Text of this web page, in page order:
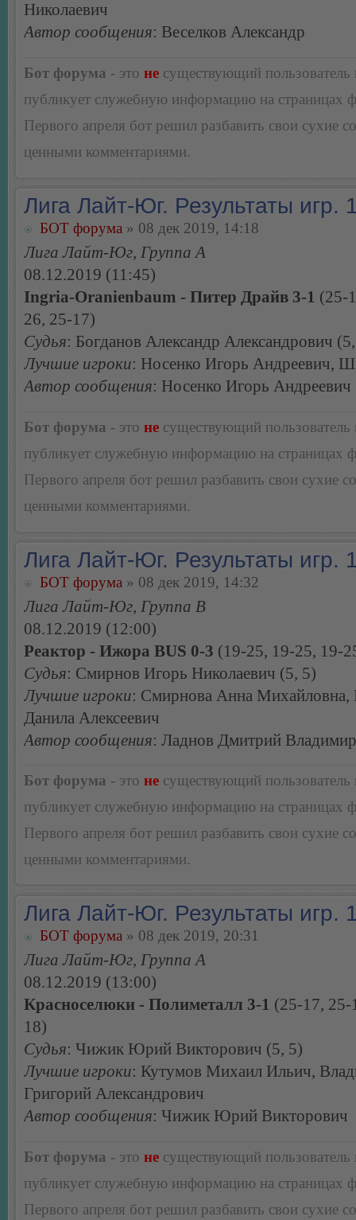
Николаевич
Автор сообщения: Веселков Александр
Бот форума - это не существующий пользователь
публикует служебную информацию на страницах
Первого апреля бот решил разбавить свои сухие
ценными комментариями.
Лига Лайт-Юг. Результаты игр.
БОТ форума » 08 дек 2019, 14:18
Лига Лайт-Юг, Группа А
08.12.2019 (11:45)
Ingria-Oranienbaum - Питер Драйв 3-1 (25-
26, 25-17)
Судья: Богданов Александр Александрович
Лучшие игроки: Носенко Игорь Андреевич,
Автор сообщения: Носенко Игорь Андреевич
Бот форума - это не существующий пользователь
публикует служебную информацию на страницах
Первого апреля бот решил разбавить свои сухие
ценными комментариями.
Лига Лайт-Юг. Результаты игр.
БОТ форума » 08 дек 2019, 14:32
Лига Лайт-Юг, Группа В
08.12.2019 (12:00)
Реактор - Ижора BUS 0-3 (19-25, 19-25, 19-
Судья: Смирнов Игорь Николаевич (5, 5)
Лучшие игроки: Смирнова Анна Михайловна,
Данила Алексеевич
Автор сообщения: Ладнов Дмитрий
Бот форума - это не существующий пользователь
публикует служебную информацию на страницах
Первого апреля бот решил разбавить свои сухие
ценными комментариями.
Лига Лайт-Юг. Результаты игр.
БОТ форума » 08 дек 2019, 20:31
Лига Лайт-Юг, Группа А
08.12.2019 (13:00)
Красноселюки - Полиметалл 3-1 (25-17,
18)
Судья: Чижик Юрий Викторович (5, 5)
Лучшие игроки: Кутумов Михаил Ильич,
Григорий Александрович
Автор сообщения: Чижик Юрий Викторович
Бот форума - это не существующий пользователь
публикует служебную информацию на страницах
Первого апреля бот решил разбавить свои сухие